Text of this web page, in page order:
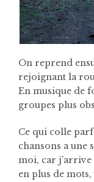
On reprend
rejoignant la
En musique de
groupes plus
Ce qui colle
chansons a une
moi, car
en plus de